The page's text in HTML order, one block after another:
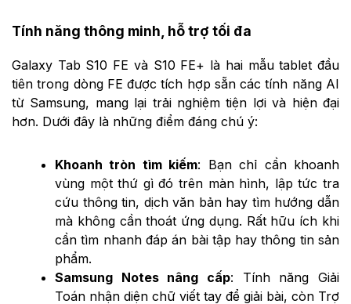
Tính năng thông minh, hỗ trợ tối đa
Galaxy Tab S10 FE và S10 FE+ là hai mẫu tablet đầu
tiên trong dòng FE được tích hợp sẵn các tính năng AI
từ Samsung, mang lại trải nghiệm tiện lợi và hiện đại
hơn. Dưới đây là những điểm đáng chú ý:
Khoanh tròn tìm kiếm: Bạn chỉ cần khoanh
vùng một thứ gì đó trên màn hình, lập tức tra
cứu thông tin, dịch văn bản hay tìm hướng dẫn
mà không cần thoát ứng dụng. Rất hữu ích khi
cần tìm nhanh đáp án bài tập hay thông tin sản
phẩm.
Samsung Notes nâng cấp: Tính năng Giải
Toán nhận diện chữ viết tay để giải bài, còn Trợ